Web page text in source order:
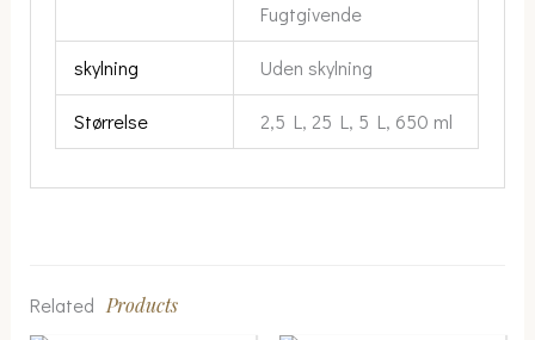
Fugtgivende
skylning Uden skylning
Størrelse 2,5 L, 25 L, 5 L, 650 ml
Related Products